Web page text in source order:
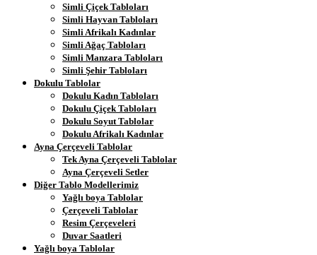
Simli Çiçek Tabloları
Simli Hayvan Tabloları
Simli Afrikalı Kadınlar
Simli Ağaç Tabloları
Simli Manzara Tabloları
Simli Şehir Tabloları
Dokulu Tablolar
Dokulu Kadın Tabloları
Dokulu Çiçek Tabloları
Dokulu Soyut Tablolar
Dokulu Afrikalı Kadınlar
Ayna Çerçeveli Tablolar
Tek Ayna Çerçeveli Tablolar
Ayna Çerçeveli Setler
Diğer Tablo Modellerimiz
Yağlı boya Tablolar
Çerçeveli Tablolar
Resim Çerçeveleri
Duvar Saatleri
Yağlı boya Tablolar